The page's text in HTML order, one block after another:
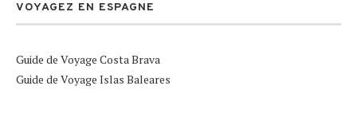
VOYAGEZ EN ESPAGNE
Guide de Voyage Costa Brava
Guide de Voyage Islas Baleares